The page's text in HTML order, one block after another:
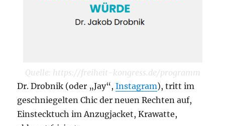
Quelle: https://freiheit-kongress.de/programm
Dr. Drobnik (oder „Jay“,Instagram), tritt im
geschniegelten Chic der neuen Rechten auf,
Einstecktuch im Anzugjacket, Krawatte,